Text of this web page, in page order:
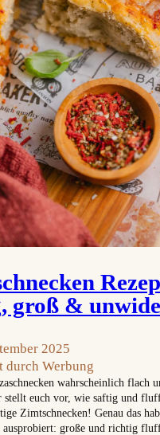
groß &
2025
durch Werbung
wahrscheinlich flach
stellt euch vor, wie saftig und
Zimtschnecken! Genau das
ausprobiert: große und richtig